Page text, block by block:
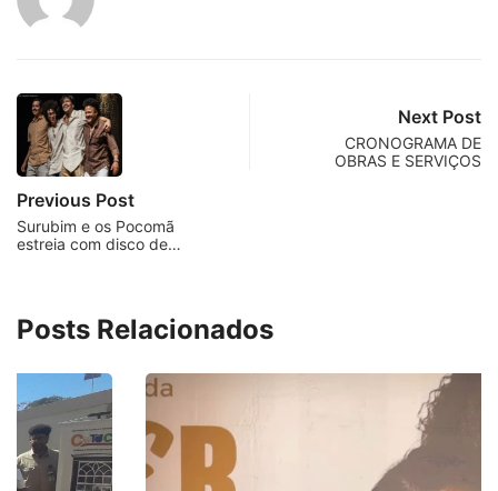
Previous Post
Surubim e os Pocomã
estreia com disco de…
Next Post
CRONOGRAMA DE
OBRAS E SERVIÇOS
Posts Relacionados